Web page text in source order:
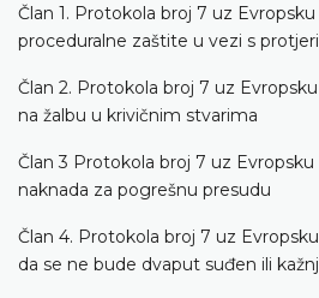
Član 1. Protokola broj 7 uz
proceduralne zaštite u vezi s
Član 2. Protokola broj 7 uz
na žalbu u krivičnim stvarima
Član 3 Protokola broj 7 uz
naknada za pogrešnu presudu
Član 4. Protokola broj 7 uz
da se ne bude dvaput suđen ili